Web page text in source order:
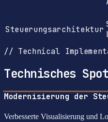
Steuerungsarchitektur
// Technical
Technisches
Modernisierung der
Verbesserte Visualisierung und